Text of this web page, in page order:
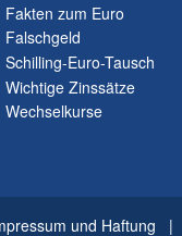
Fakten zum Euro
Falschgeld
Schilling-Euro-Tausch
Wichtige Zinssätze
Wechselkurse
und Haftung